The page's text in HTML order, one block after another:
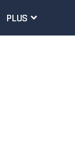
PLUS